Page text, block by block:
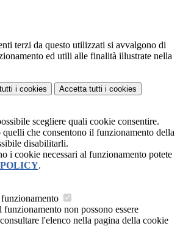
terzi da questo utilizzati si avvalgono di
ed utili alle finalità illustrate nella
i cookies Accetta tutti i cookies
scegliere quali cookie consentire.
quelli che consentono il funzionamento della
disabilitarli.
i cookie necessari al funzionamento potete
.
non possono essere
l'elenco nella pagina della cookie